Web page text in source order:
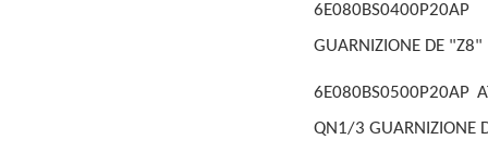
GUARNIZIONE DE "Z8"
6E080BS0500P20AP
QN1/3 GUARNIZIONE